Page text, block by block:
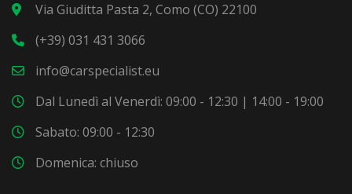
Via Giuditta Pasta 2, Como (CO) 22100
(+39) 031 431 3066
info@carspecialist.eu
Dal Lunedì al Venerdì: 09:00 - 12:30 | 14:00 - 19:00
Sabato: 09:00 - 12:30
Domenica: chiuso